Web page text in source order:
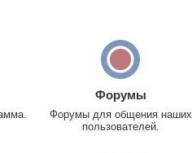
Форумы
Форумы для общения наших
пользователей.